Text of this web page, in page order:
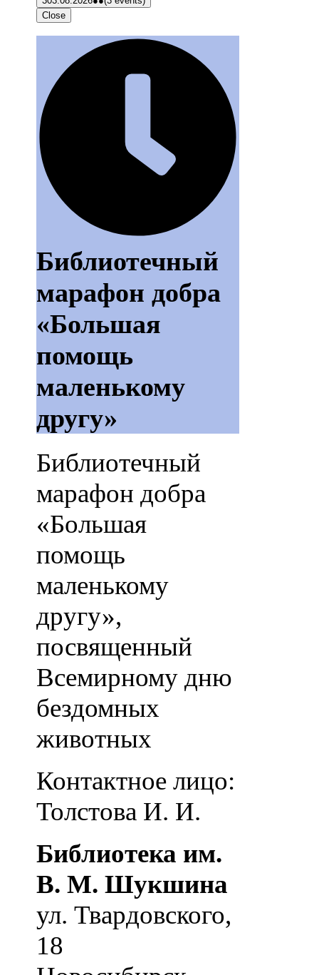
Close
Библиотечный
марафон добра
«Большая
помощь
маленькому
другу»
Библиотечный
марафон добра
«Большая
помощь
маленькому
другу»,
посвященный
Всемирному дню
бездомных
животных
Контактное лицо:
Толстова И. И.
Библиотека им.
В. М. Шукшина
ул. Твардовского,
18